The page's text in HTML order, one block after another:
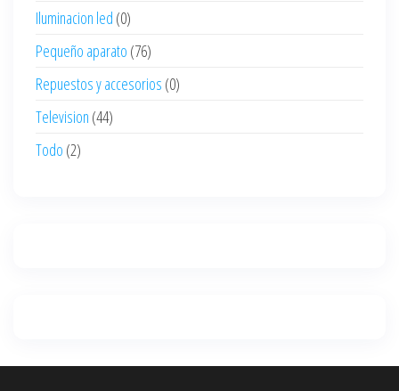
Iluminacion led (0)
Pequeño aparato (76)
Repuestos y accesorios (0)
Television (44)
Todo (2)